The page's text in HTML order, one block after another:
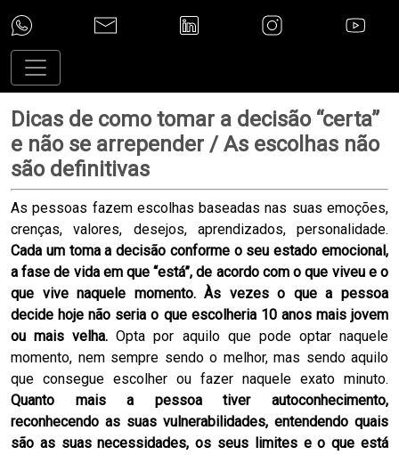
Dicas de como tomar a decisão “certa”
e não se arrepender / As escolhas não
são definitivas
As pessoas fazem escolhas baseadas nas suas emoções,
crenças, valores, desejos, aprendizados, personalidade.
Cada um toma a decisão conforme o seu estado emocional,
a fase de vida em que “está”, de acordo com o que viveu e o
que vive naquele momento. Às vezes o que a pessoa
decide hoje não seria o que escolheria 10 anos mais jovem
ou mais velha. Opta por aquilo que pode optar naquele
momento, nem sempre sendo o melhor, mas sendo aquilo
que consegue escolher ou fazer naquele exato minuto.
Quanto mais a pessoa tiver autoconhecimento,
reconhecendo as suas vulnerabilidades, entendendo quais
são as suas necessidades, os seus limites e o que está